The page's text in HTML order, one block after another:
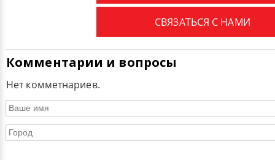
СВЯЗАТЬСЯ С НАМИ
Комментарии и вопросы
Нет комметнариев.